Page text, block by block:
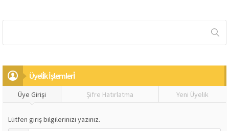
Üyeli̇k İşlemleri̇
Üye Girişi Şifre Hatırlatma Yeni Üyelik
Lütfen giriş bilgilerinizi yazınız.